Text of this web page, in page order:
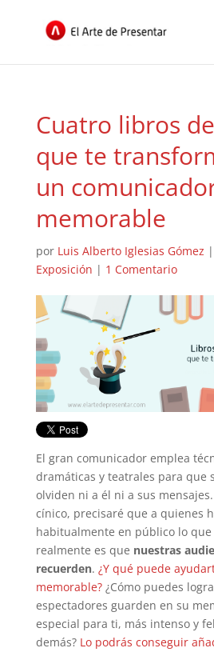
Cuatro libros
que te
un
memorable
por Luis Alberto Iglesias Gómez |
Exposición | 1 Comentario
El gran comunicador emplea
dramáticas y teatrales para que
olviden ni a él ni a sus
cínico, precisaré que a quienes
habitualmente en público lo
realmente es que nuestras
recuerden. ¿Y qué puede
memorable?¿Cómo puedes
espectadores guarden en su
especial para ti, más intenso y
demás? Lo podrás conseguir